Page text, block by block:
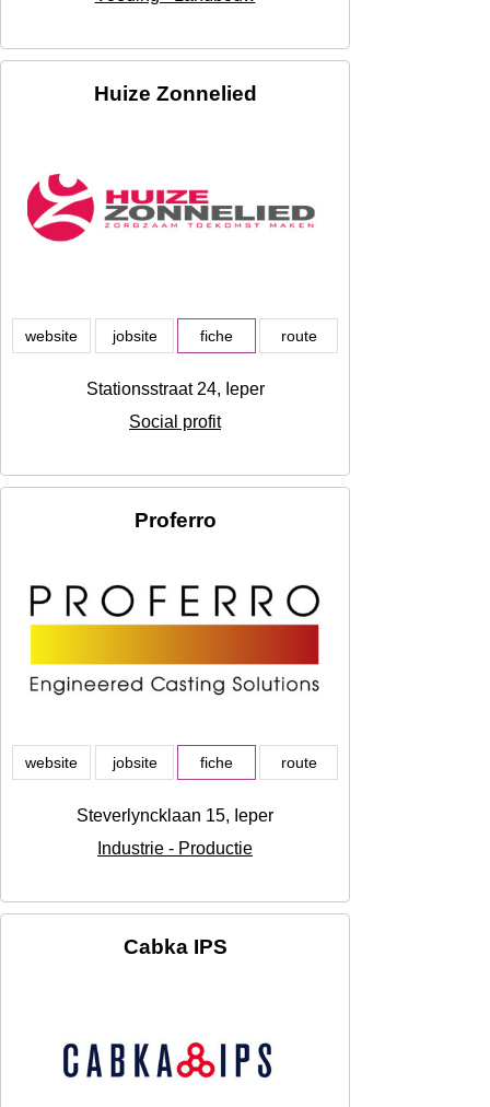
Huize Zonnelied
website jobsite fiche route
Stationsstraat 24, Ieper
Social profit
Proferro
website jobsite fiche route
Steverlyncklaan 15, Ieper
Industrie - Productie
Cabka IPS